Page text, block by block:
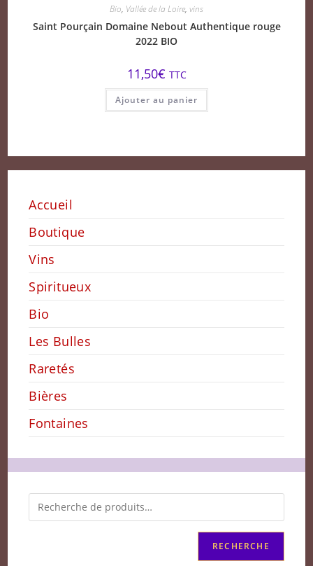
Bio, Vallée de la Loire, vins
Saint Pourçain Domaine Nebout Authentique rouge
2022 BIO
11,50€ TTC
Ajouter au panier
Accueil
Boutique
Vins
Spiritueux
Bio
Les Bulles
Raretés
Bières
Fontaines
RECHERCHE